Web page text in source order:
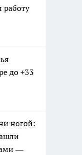
работу
до +33
ногой:
—